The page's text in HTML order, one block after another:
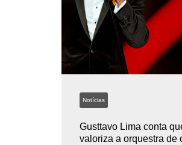
Notícias
Gusttavo Lima conta
valoriza a orquestra de